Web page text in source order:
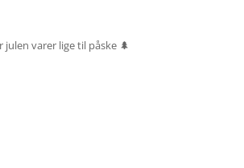
julen varer lige til påske 🌲